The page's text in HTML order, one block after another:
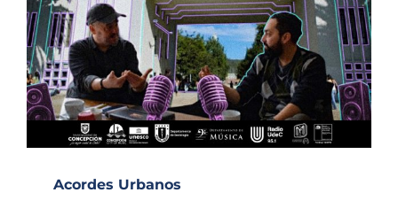
Acordes Urbanos